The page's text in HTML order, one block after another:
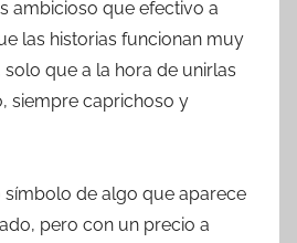
ambicioso que efectivo a
las historias funcionan muy
que a la hora de unirlas
siempre caprichoso y
de algo que aparece
pero con un precio a